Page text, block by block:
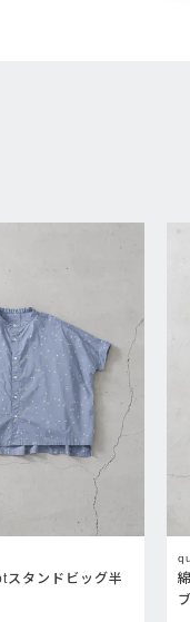
スタンドビッグ半